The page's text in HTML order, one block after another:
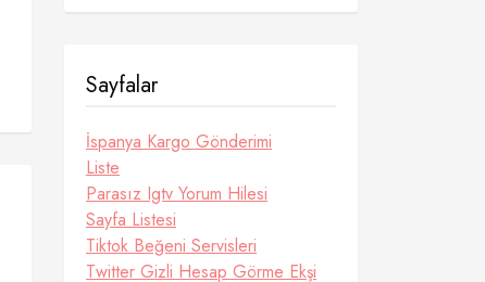
Sayfalar
İspanya Kargo Gönderimi
Liste
Parasız Igtv Yorum Hilesi
Sayfa Listesi
Tiktok Beğeni Servisleri
Twitter Gizli Hesap Görme Ekşi